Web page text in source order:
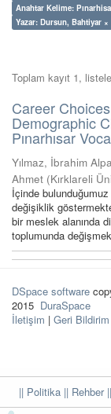
Anahtar Kelime:
Yazar: Dursun, Bahtiyar ×
Toplam kayıt 1,
Career
Demographic
Pınarhısar
Yılmaz, İbrahim
Ahmet (Kırklareli
İçinde
değişiklik
bir meslek alanında
toplumunda
DSpace software
2015 DuraSpace
İletişim | Geri Bildirim
|| Politika || Rehber